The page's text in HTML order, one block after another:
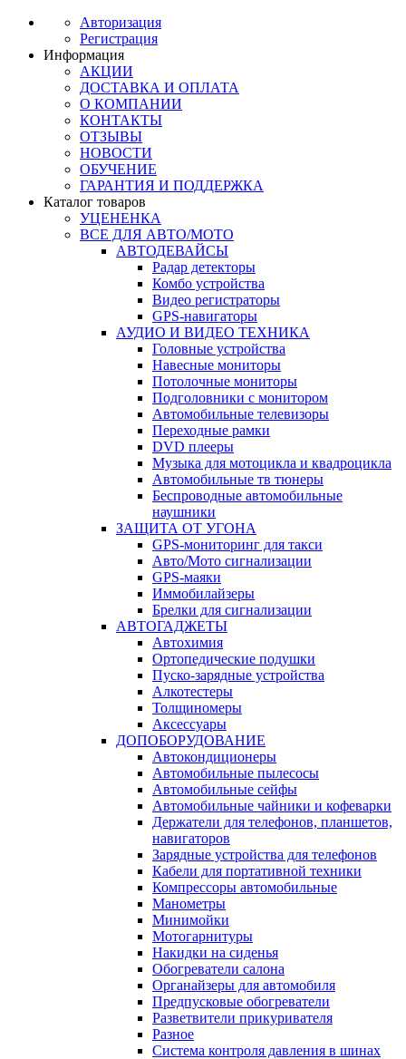
Авторизация
Регистрация
Информация
АКЦИИ
ДОСТАВКА И ОПЛАТА
О КОМПАНИИ
КОНТАКТЫ
ОТЗЫВЫ
НОВОСТИ
ОБУЧЕНИЕ
ГАРАНТИЯ И ПОДДЕРЖКА
Каталог товаров
УЦЕНЕНКА
ВСЕ ДЛЯ АВТО/МОТО
АВТОДЕВАЙСЫ
Радар детекторы
Комбо устройства
Видео регистраторы
GPS-навигаторы
АУДИО И ВИДЕО ТЕХНИКА
Головные устройства
Навесные мониторы
Потолочные мониторы
Подголовники с монитором
Автомобильные телевизоры
Переходные рамки
DVD плееры
Музыка для мотоцикла и квадроцикла
Автомобильные тв тюнеры
Беспроводные автомобильные
наушники
ЗАЩИТА ОТ УГОНА
GPS-мониторинг для такси
Авто/Мото сигнализации
GPS-маяки
Иммобилайзеры
Брелки для сигнализации
АВТОГАДЖЕТЫ
Автохимия
Ортопедические подушки
Пуско-зарядные устройства
Алкотестеры
Толщиномеры
Аксессуары
ДОПОБОРУДОВАНИЕ
Автокондиционеры
Автомобильные пылесосы
Автомобильные сейфы
Автомобильные чайники и кофеварки
Держатели для телефонов, планшетов,
навигаторов
Зарядные устройства для телефонов
Кабели для портативной техники
Компрессоры автомобильные
Манометры
Минимойки
Мотогарнитуры
Накидки на сиденья
Обогреватели салона
Органайзеры для автомобиля
Предпусковые обогреватели
Разветвители прикуривателя
Разное
Система контроля давления в шинах